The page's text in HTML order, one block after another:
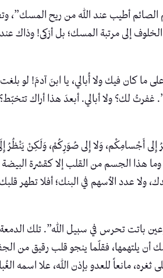
أطيب عند الله من ريح المسك”،
إلى مرتبة المسك؛ بل أزكى!
كان فيك ولا أُبالي، يا ابنَ آدمَ! لو
غفرتُ لك؟ ولا أبالي. أبعدَ هذا أراك
أَجْسامِكْم، وَلا إِلى صُوَرِكُمْ، وَلَكِنْ يَنْظُرُ
وما هذا الجسم من القلب إلا كقشرة
عدد الأسهم في البنك؛ أفلا تطهر قلبك
باتت تحرس في سبيل الله”. تلك الدمعة
فقلّما ينجو قلب رقيق من
مانعاً للعدو بإذن الله، علا اسمه